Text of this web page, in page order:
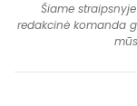
Šiame
redakcinė komanda